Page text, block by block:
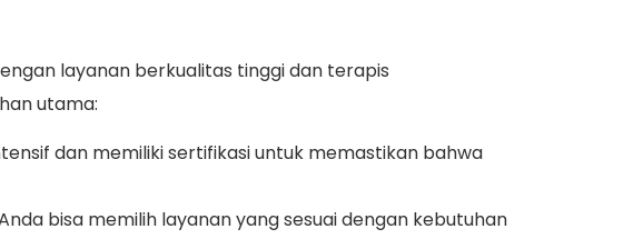
layanan berkualitas tinggi dan terapis
utama:
dan memiliki sertifikasi untuk memastikan bahwa
bisa memilih layanan yang sesuai dengan kebutuhan